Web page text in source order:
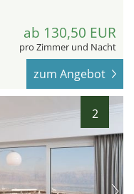
ab 130,50 EUR
pro Zimmer und Nacht
zum Angebot
2